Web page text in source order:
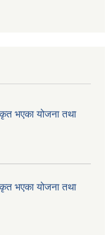
भएका योजना तथा
भएका योजना तथा